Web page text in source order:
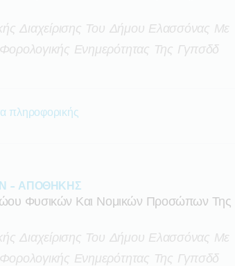
Διαχείρισης Του Δήμου Ελασσόνας Με
Ενημερότητας Της Γγπσδδ
πληροφορικής
- ΑΠΟΘΗΚΗΣ
Φυσικών Και Νομικών Προσώπων Της
Διαχείρισης Του Δήμου Ελασσόνας Με
Ενημερότητας Της Γγπσδδ